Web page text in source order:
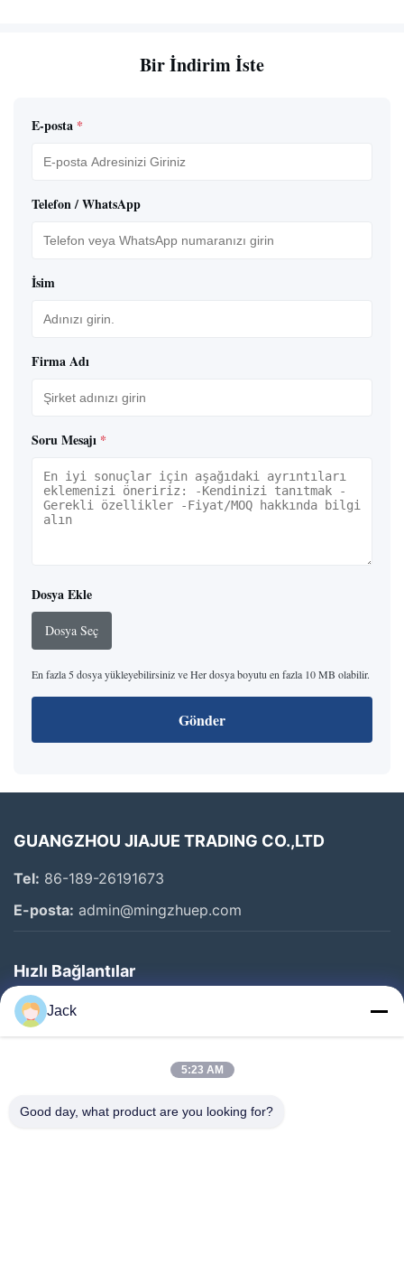
Bir İndirim İste
E-posta *
Telefon / WhatsApp
İsim
Firma Adı
Soru Mesajı *
Dosya Ekle
Dosya Seç
En fazla 5 dosya yükleyebilirsiniz ve Her dosya boyutu en fazla 10 MB olabilir.
Gönder
GUANGZHOU JIAJUE TRADING CO.,LTD
Tel: 86-189-26191673
E-posta: admin@mingzhuep.com
Hızlı Bağlantılar
Evde
Ürün
Fabrika Turu
Jack
5:23 AM
Good day, what product are you looking for?